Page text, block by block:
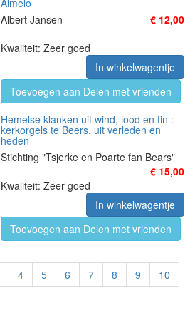
Almelo
Albert Jansen
€ 12,00
Kwaliteit: Zeer goed
In winkelwagentje
Toevoegen aan Delen met vrienden
Hemelse klanken uit wind, lood en tin :
kerkorgels te Beers, uit verleden en
heden
Stichting "Tsjerke en Poarte fan Bears"
€ 15,00
Kwaliteit: Zeer goed
In winkelwagentje
Toevoegen aan Delen met vrienden
4 5 6 7 8 9
10